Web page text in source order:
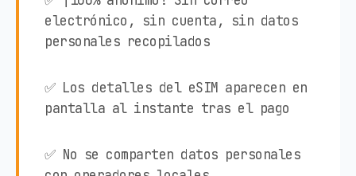
electrónico, sin cuenta, sin datos
personales recopilados
✅ Los detalles del eSIM aparecen en
pantalla al instante tras el pago
✅ No se comparten datos personales